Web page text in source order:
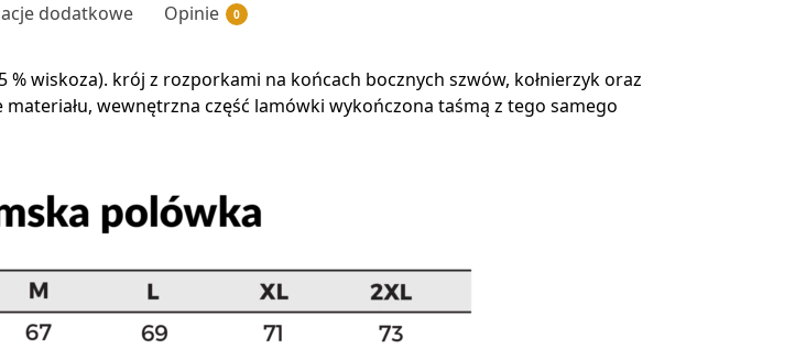
dodatkowe Opinie 0
% wiskoza). krój z rozporkami na końcach bocznych szwów, kołnierzyk oraz
wewnętrzna część lamówki wykończona taśmą z tego samego